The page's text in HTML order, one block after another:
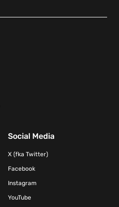
Social Media
X (fka Twitter)
Facebook
Instagram
YouTube